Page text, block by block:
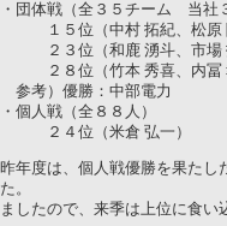
・団体戦（全３５チーム 当社
１５位（中村 拓紀、松原
２３位（和鹿 湧斗、市場
２８位（竹本 秀喜、内冨
参考）優勝：中部電力
・個人戦（全８８人）
２４位（米倉 弘一
昨年度は、個人戦優勝を果たし
た。 大会理
ましたので、来季は上位に食い